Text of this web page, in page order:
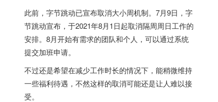
此前，字节跳动已宣布取消大小周机制。7月9日，字
节跳动宣布，于2021年8月1日起取消隔周周日工作的
安排。8月开始有需求的团队和个人，可以通过系统
提交加班申请。
不过还是希望在减少工作时长的情况下，能稍微维持
一些福利待遇，不然这样的取消可能还是让人难以接
受。